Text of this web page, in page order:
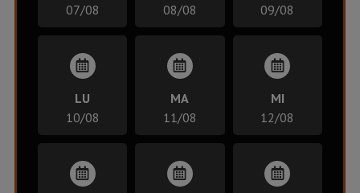
07/08
08/08
09/08
LU
10/08
MA
11/08
MI
12/08